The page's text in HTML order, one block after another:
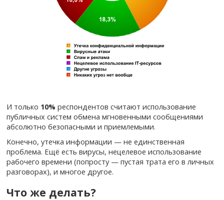
И только 10% респондентов считают использование
публичных систем обмена мгновенными сообщениями
абсолютно безопасными и приемлемыми.
Конечно, утечка информации — не единственная
проблема. Ещё есть вирусы, нецелевое использование
рабочего времени (попросту — пустая трата его в личных
разговорах), и многое другое.
Что же делать?